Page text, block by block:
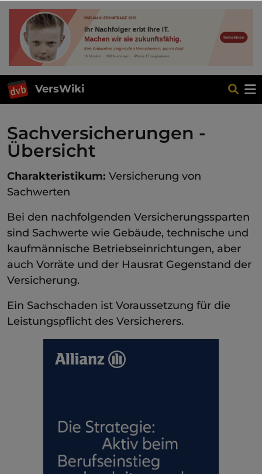
VersWiki
Sachversicherungen -
Übersicht
Charakteristikum: Versicherung von
Sachwerten
Bei den nachfolgenden Versicherungssparten
sind Sachwerte wie Gebäude, technische und
kaufmännische Betriebseinrichtungen, aber
auch Vorräte und der Hausrat Gegenstand der
Versicherung.
Ein Sachschaden ist Voraussetzung für die
Leistungspflicht des Versicherers.